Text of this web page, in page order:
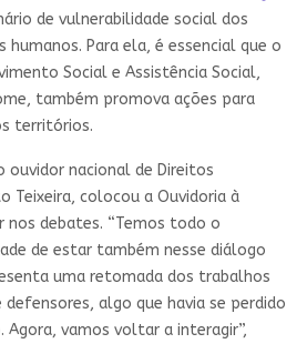
de vulnerabilidade social dos
Para ela, é essencial que o
Social e Assistência Social,
também promova ações para
territórios.
ouvidor nacional de Direitos
Teixeira, colocou a Ouvidoria à
nos debates. “Temos todo o
de estar também nesse diálogo
uma retomada dos trabalhos
algo que havia se perdido
vamos voltar a interagir”,